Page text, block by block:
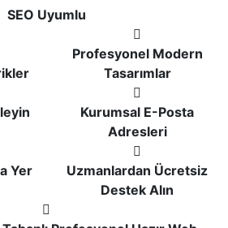
SEO Uyumlu
Profesyonel Modern
Tasarımlar
Kurumsal E-Posta
Adresleri
Yer
Uzmanlardan Ücretsiz
Destek Alın